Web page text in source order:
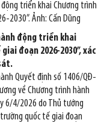
triển khai Chương trình
2030”. Ảnh: Cấn Dũng
động triển khai
đoạn 2026-2030”, xác
Quyết định số 1406/QĐ-
về Chương trình hành
6/4/2026 do Thủ tướng
quốc tế giai đoạn